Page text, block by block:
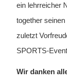
ein lehrreicher
together
zuletzt
SPORTS-
Wir danken